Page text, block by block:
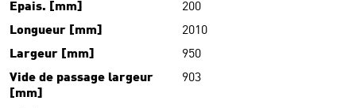
Épais. [mm]
200
Longueur [mm]
2010
Largeur [mm]
950
Vide de passage largeur
[mm]
903